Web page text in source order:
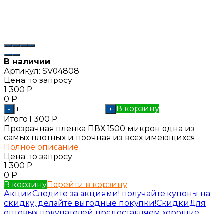
В наличии
Артикул: SV04808
Цена по запросу
1 300 Р
0 Р
- + В корзину
Итого:1 300 Р
Прозрачная пленка ПВХ 1500 микрон одна из
самых плотных и прочная из всех имеющихся.
Полное описание
Цена по запросу
1 300 Р
0 Р
В корзинуПерейти в корзину
АкцииСледите за акциями! получайте купоны на
скидку, делайте выгодные покупки!СкидкиДля